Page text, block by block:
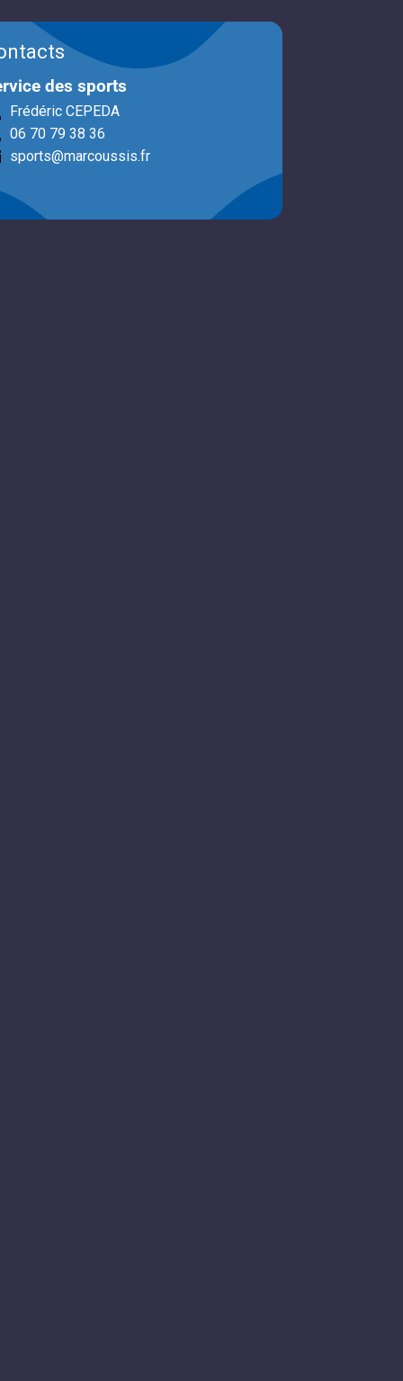
des sports
Frédéric CEPEDA
06 70 79 38 36
sports@marcoussis.fr